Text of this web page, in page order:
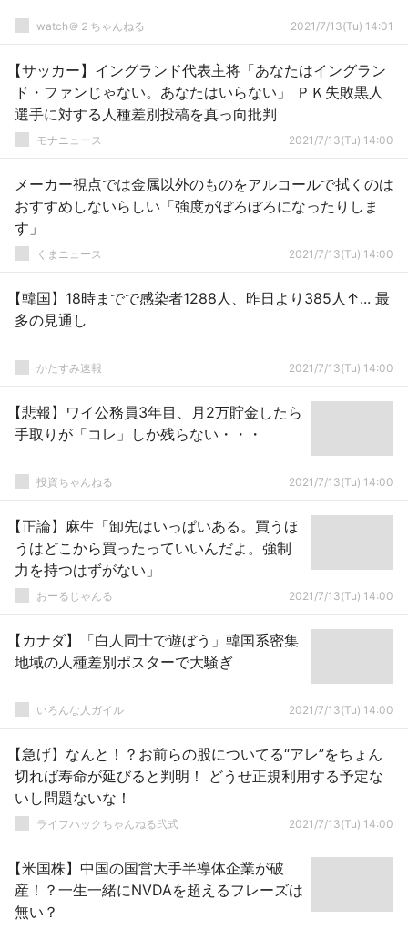
watch＠２ちゃんねる 2021/7/13(Tu) 14:01
【サッカー】イングランド代表主将「あなたはイングラン
ド・ファンじゃない。あなたはいらない」 ＰＫ失敗黒人
選手に対する人種差別投稿を真っ向批判
モナニュース 2021/7/13(Tu) 14:00
メーカー視点では金属以外のものをアルコールで拭くのは
おすすめしないらしい「強度がぼろぼろになったりしま
す」
くまニュース 2021/7/13(Tu) 14:00
【韓国】18時までで感染者1288人、昨日より385人↑... 最
多の見通し
かたすみ速報 2021/7/13(Tu) 14:00
【悲報】ワイ公務員3年目、月2万貯金したら
手取りが「コレ」しか残らない・・・
投資ちゃんねる 2021/7/13(Tu) 14:00
【正論】麻生「卸先はいっぱいある。買うほ
うはどこから買ったっていいんだよ。強制
力を持つはずがない」
おーるじゃんる 2021/7/13(Tu) 14:00
【カナダ】「白人同士で遊ぼう」韓国系密集
地域の人種差別ポスターで大騒ぎ
いろんな人ガイル 2021/7/13(Tu) 14:00
【急げ】なんと！？お前らの股についてる“アレ”をちょん
切れば寿命が延びると判明！ どうせ正規利用する予定な
いし問題ないな！
ライフハックちゃんねる弐式 2021/7/13(Tu) 14:00
【米国株】中国の国営大手半導体企業が破
産！？一生一緒にNVDAを超えるフレーズは
無い？